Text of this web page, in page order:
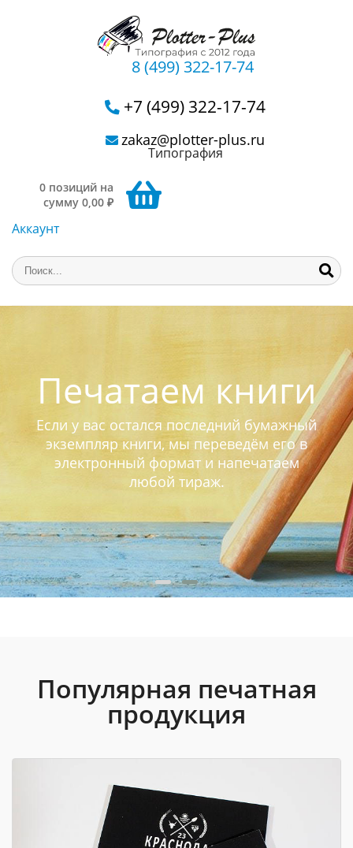
8 (499) 322-17-74
+7 (499) 322-17-74
zakaz@plotter-plus.ru
Типография
0 позиций на
сумму 0,00 ₽
Аккаунт
Печатаем книги
Если у вас остался последний бумажный
экземпляр книги, мы переведём его в
электронный формат и напечатаем
любой тираж.
Популярная печатная
продукция